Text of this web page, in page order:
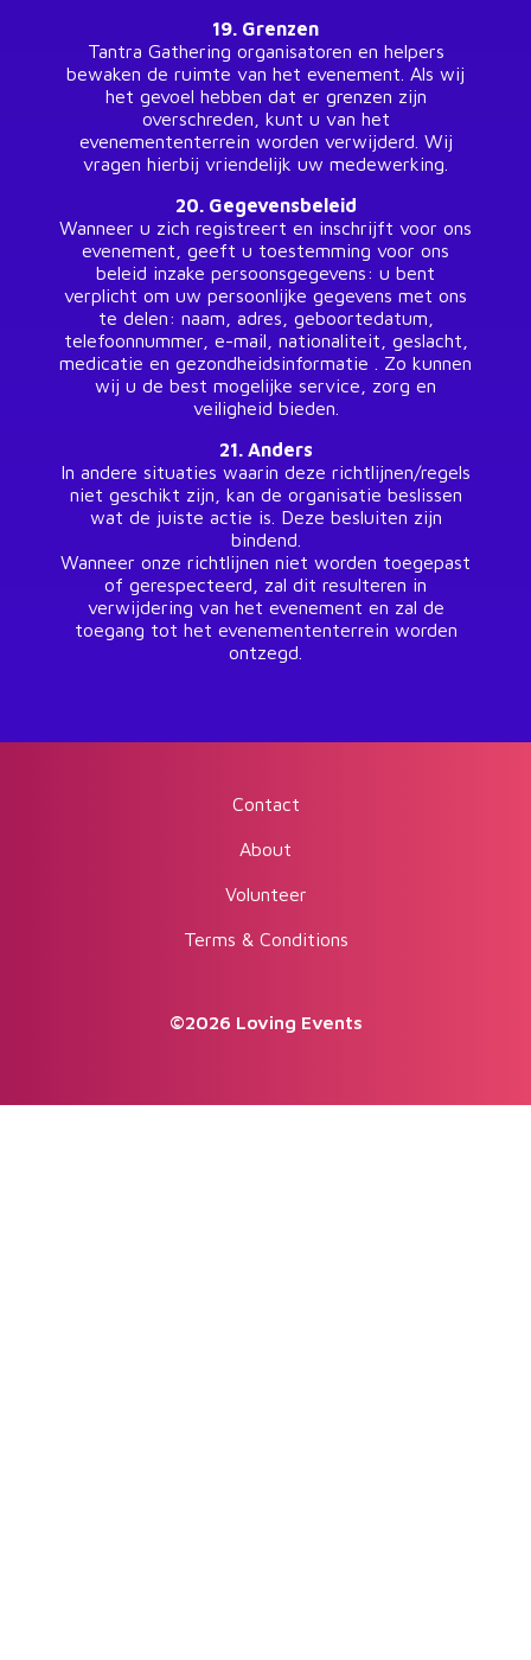
19. Grenzen
Tantra Gathering organisatoren en helpers
bewaken de ruimte van het evenement. Als wij
het gevoel hebben dat er grenzen zijn
overschreden, kunt u van het
evenemententerrein worden verwijderd. Wij
vragen hierbij vriendelijk uw medewerking.
20. Gegevensbeleid
Wanneer u zich registreert en inschrijft voor ons
evenement, geeft u toestemming voor ons
beleid inzake persoonsgegevens: u bent
verplicht om uw persoonlijke gegevens met ons
te delen: naam, adres, geboortedatum,
telefoonnummer, e-mail, nationaliteit, geslacht,
medicatie en gezondheidsinformatie . Zo kunnen
wij u de best mogelijke service, zorg en
veiligheid bieden.
21. Anders
In andere situaties waarin deze richtlijnen/regels
niet geschikt zijn, kan de organisatie beslissen
wat de juiste actie is. Deze besluiten zijn
bindend.
Wanneer onze richtlijnen niet worden toegepast
of gerespecteerd, zal dit resulteren in
verwijdering van het evenement en zal de
toegang tot het evenemententerrein worden
ontzegd.
Contact
About
Volunteer
Terms & Conditions
©2026 Loving Events